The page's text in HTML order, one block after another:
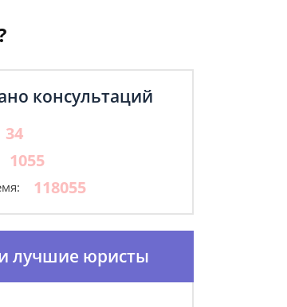
консультаций
34
1055
118055
лучшие юристы